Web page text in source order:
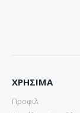
ΧΡΗΣΙΜΑ
Προφιλ